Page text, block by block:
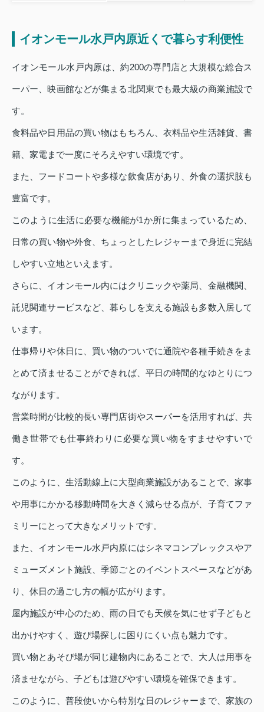
イオンモール水戸内原近くで暮らす利便性
イオンモール水戸内原は、約200の専門店と大規模な総合ス
ーパー、映画館などが集まる北関東でも最大級の商業施設で
す。
食料品や日用品の買い物はもちろん、衣料品や生活雑貨、書
籍、家電まで一度にそろえやすい環境です。
また、フードコートや多様な飲食店があり、外食の選択肢も
豊富です。
このように生活に必要な機能が1か所に集まっているため、
日常の買い物や外食、ちょっとしたレジャーまで身近に完結
しやすい立地といえます。
さらに、イオンモール内にはクリニックや薬局、金融機関、
託児関連サービスなど、暮らしを支える施設も多数入居して
います。
仕事帰りや休日に、買い物のついでに通院や各種手続きをま
とめて済ませることができれば、平日の時間的なゆとりにつ
ながります。
営業時間が比較的長い専門店街やスーパーを活用すれば、共
働き世帯でも仕事終わりに必要な買い物をすませやすいで
す。
このように、生活動線上に大型商業施設があることで、家事
や用事にかかる移動時間を大きく減らせる点が、子育てファ
ミリーにとって大きなメリットです。
また、イオンモール水戸内原にはシネマコンプレックスやア
ミューズメント施設、季節ごとのイベントスペースなどがあ
り、休日の過ごし方の幅が広がります。
屋内施設が中心のため、雨の日でも天候を気にせず子どもと
出かけやすく、遊び場探しに困りにくい点も魅力です。
買い物とあそび場が同じ建物内にあることで、大人は用事を
済ませながら、子どもは遊びやすい環境を確保できます。
このように、普段使いから特別な日のレジャーまで、家族の